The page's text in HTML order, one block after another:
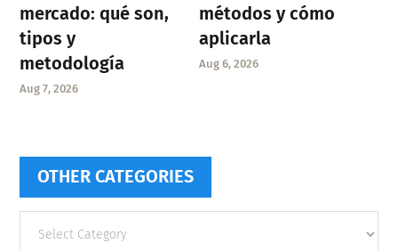
mercado: qué son,
tipos y
metodología
Aug 7, 2026
métodos y cómo
aplicarla
Aug 6, 2026
OTHER CATEGORIES
categories